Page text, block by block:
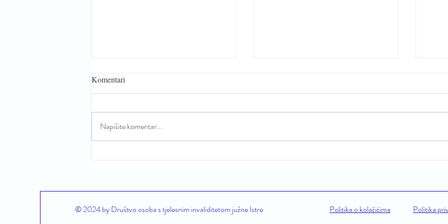
osobama s invaliditetom
omogućuju stvarnu neovisnost
ljetnom radnom vremenu. Radno
Komentari
Napišite komentar...
© 2024 by Društvo osoba s tjelesnim invaliditetom južne Istre Politika o kolačićima Politika